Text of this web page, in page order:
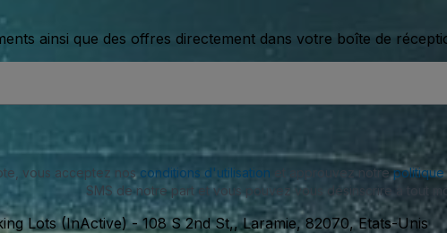
ainsi que des offres directement dans votre boîte de
vous acceptez nos conditions d'utilisation et approuvez notre
SMS de notre part et vous pouvez vous désinscrire à tout
Lots (InActive)-108 S 2nd St,, Laramie, 82070, Etats-Unis